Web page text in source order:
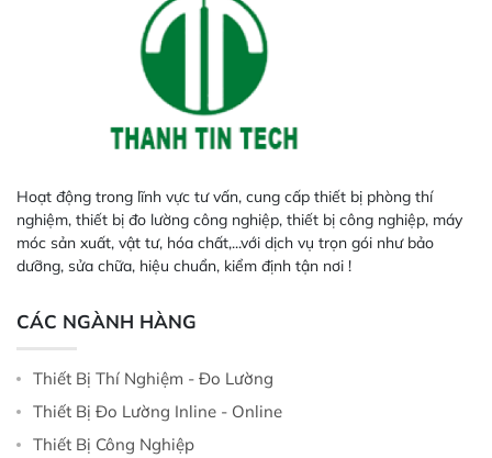
Hoạt động trong lĩnh vực tư vấn, cung cấp thiết bị phòng thí
nghiệm, thiết bị đo lường công nghiệp, thiết bị công nghiệp, máy
móc sản xuất, vật tư, hóa chất,...với dịch vụ trọn gói như bảo
dưỡng, sửa chữa, hiệu chuẩn, kiểm định tận nơi !
CÁC NGÀNH HÀNG
Thiết Bị Thí Nghiệm - Đo Lường
Thiết Bị Đo Lường Inline - Online
Thiết Bị Công Nghiệp